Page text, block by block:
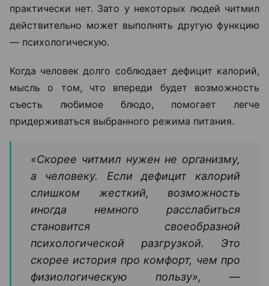
практически нет. Зато у некоторых людей читмил
действительно может выполнять другую функцию
— психологическую.
Когда человек долго соблюдает дефицит калорий,
мысль о том, что впереди будет возможность
съесть любимое блюдо, помогает легче
придерживаться выбранного режима питания.
«Скорее читмил нужен не организму,
а человеку. Если дефицит калорий
слишком жесткий, возможность
иногда немного расслабиться
становится своеобразной
психологической разгрузкой. Это
скорее история про комфорт, чем про
физиологическую пользу», —